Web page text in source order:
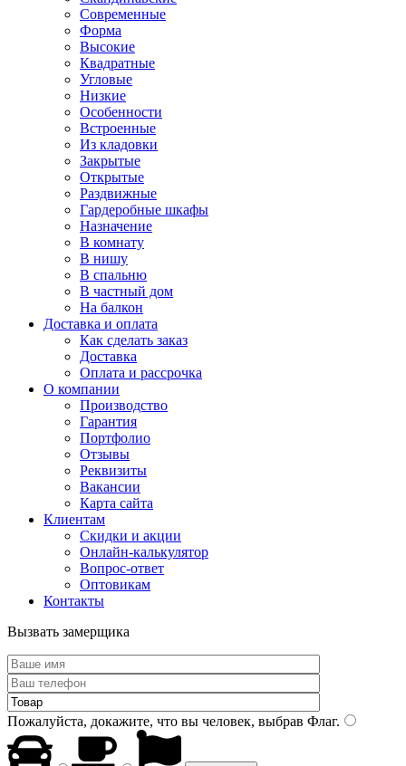
Современные
Форма
Высокие
Квадратные
Угловые
Низкие
Особенности
Встроенные
Из кладовки
Закрытые
Открытые
Раздвижные
Гардеробные шкафы
Назначение
В комнату
В нишу
В спальню
В частный дом
На балкон
Доставка и оплата
Как сделать заказ
Доставка
Оплата и рассрочка
О компании
Производство
Гарантия
Портфолио
Отзывы
Реквизиты
Вакансии
Карта сайта
Клиентам
Скидки и акции
Онлайн-калькулятор
Вопрос-ответ
Оптовикам
Контакты
Вызвать замерщика
Пожалуйста, докажите, что вы человек, выбрав Флаг.